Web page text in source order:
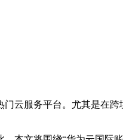
云服务平台。尤其是在跨